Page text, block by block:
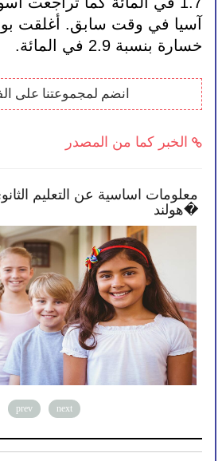
خسارة بنسبة 2.9 في المائة.
انضم لمجموعتنا على
الخبر كما من المصدر
النصائح تمكنك بأن تصبح أكثر
طفلك
prev next